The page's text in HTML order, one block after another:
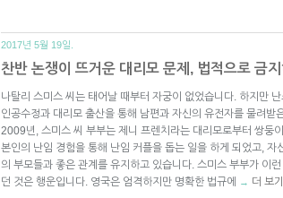
2017년 5월 19일.
찬반 논쟁이 뜨거운 대리모 문제, 법적으로 금
나탈리 스미스 씨는 태어날 때부터 자궁이 없었습니다. 하지만
인공수정과 대리모 출산을 통해 남편과 자신의 유전자를 물려받
2009년, 스미스 씨 부부는 제니 프렌치라는 대리모로부터 쌍둥
본인의 난임 경험을 통해 난임 커플을 돕는 일을 하게 되었고, 자
의 부모들과 좋은 관계를 유지하고 있습니다. 스미스 부부가 이
던 것은 행운입니다. 영국은 엄격하지만 명확한 법규에
→ 더 보기